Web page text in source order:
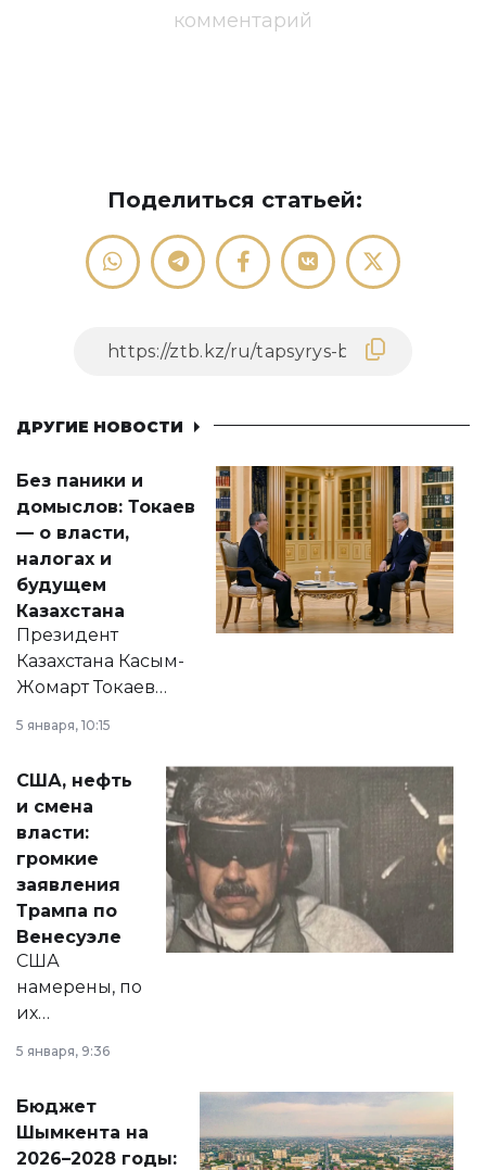
комментарий
Поделиться статьей:
ДРУГИЕ НОВОСТИ
Без паники и
домыслов: Токаев
— о власти,
налогах и
будущем
Казахстана
Президент
Казахстана Касым-
Жомарт Токаев
сразу несколько
актуальных тем —
от слухов о
политических
реформах до
вопросов армии,
экономики и
личного здоровья.
5 января, 10:15
США, нефть
и смена
власти:
громкие
заявления
Трампа по
Венесуэле
США
намерены, по
их
принести
народу
Венесуэлы.
5 января, 9:36
Бюджет
Шымкента на
2026–2028 годы: